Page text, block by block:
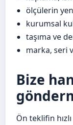
ölçülerin
kurumsal
taşıma ve
marka, seri
Bize
Ön teklifin